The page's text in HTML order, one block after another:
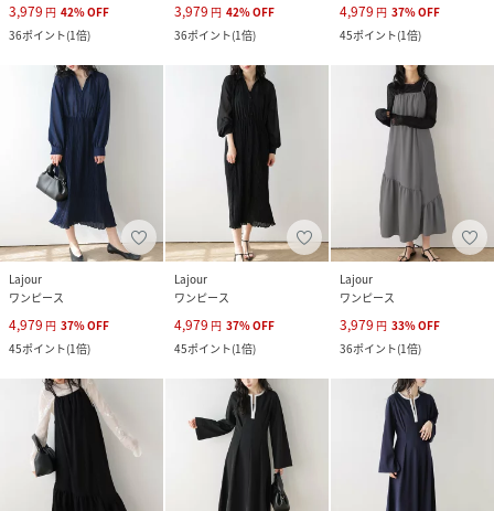
3,979 円 42%OFF
36ポイント(1倍)
3,979 円 42%OFF
36ポイント(1倍)
4,979 円 37%OFF
45ポイント(1倍)
Lajour
ワンピース
4,979 円 37%OFF
45ポイント(1倍)
Lajour
ワンピース
4,979 円 37%OFF
45ポイント(1倍)
Lajour
ワンピース
3,979 円 33%OFF
36ポイント(1倍)